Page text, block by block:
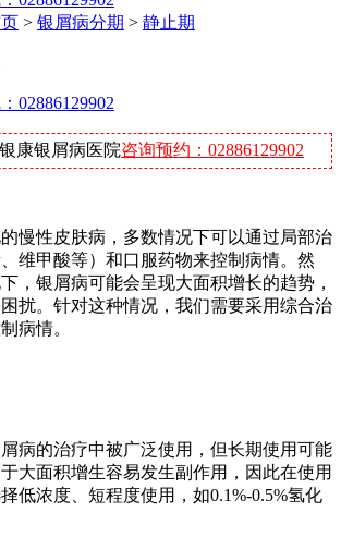
> 银屑病分期 > 静止期
02886129902
康银屑病医院咨询预约：02886129902
慢性皮肤病，多数情况下可以通过局部治
维甲酸等）和口服药物来控制病情。然
，银屑病可能会呈现大面积增长的趋势，
扰。针对这种情况，我们需要采用综合治
病情。
病的治疗中被广泛使用，但长期使用可能
大面积增生容易发生副作用，因此在使用
低浓度、短程度使用，如0.1%-0.5%氢化